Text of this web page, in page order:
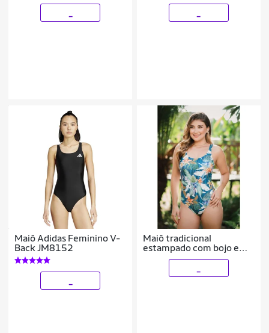
Maiô Adidas Feminino V-
Back JM8152
Maiô tradicional
estampado com bojo e
recorte nas costas